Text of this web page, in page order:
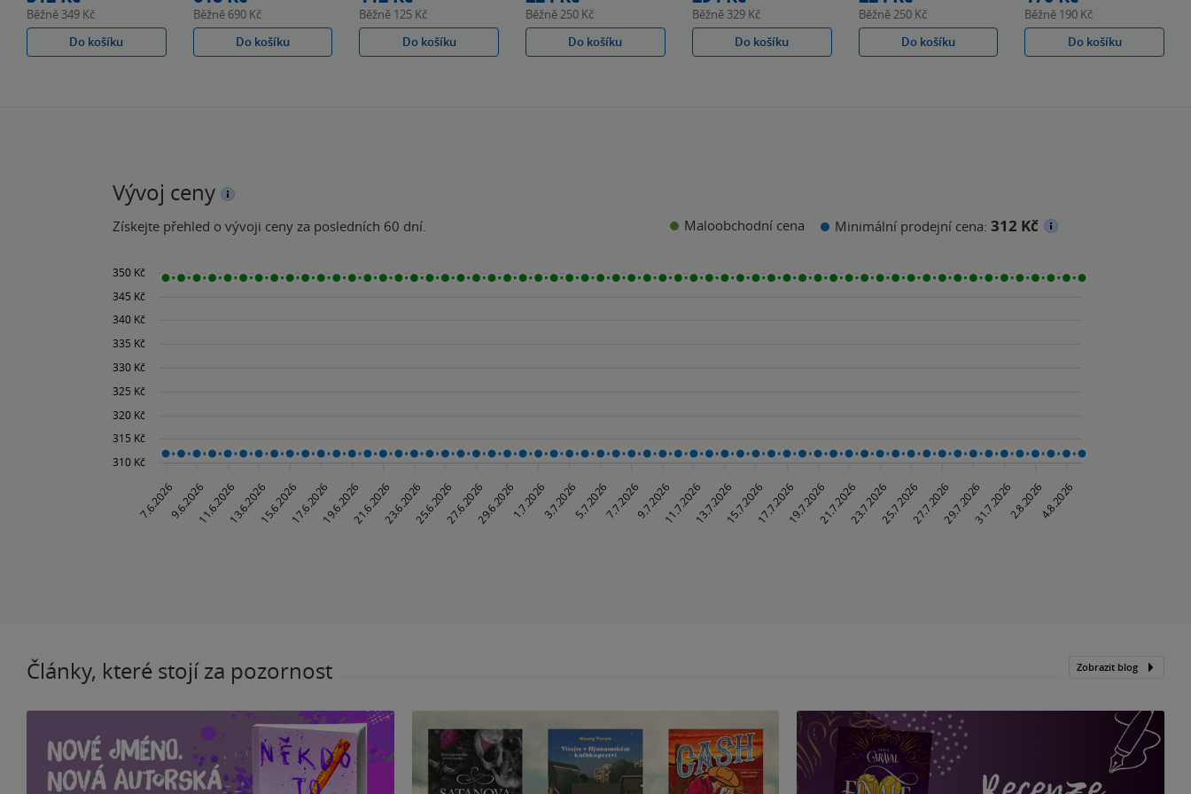
Běžně 349 Kč
Do košíku
Běžně 690 Kč
Do košíku
Běžně 125 Kč
Do košíku
Běžně250 Kč
Do košíku
Běžně 329 Kč
Do košíku
Běžně250 Kč
Do košíku
Běžně 190 Kč
Do košíku
Vývoj ceny
Získejte přehled o vývoji ceny za posledních 60 dní. Maloobchodní cena Minimální prodejní cena: 312 Kč
Články, které stojí za pozornost Zobrazit blog